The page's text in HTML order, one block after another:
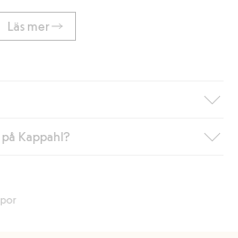
Läs mer
har du alltid gratis frakt till butik
och identifierats som medlem.
Kappahl?
men även andra betalningssätt.